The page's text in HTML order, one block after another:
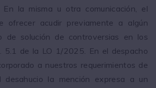
En la misma u otra comunicación, el
ofrecer acudir previamente a algún
de solución de controversias en los
5.1 de la LO 1/2025. En el despacho
a nuestros requerimientos de
desahucio la mención expresa a un